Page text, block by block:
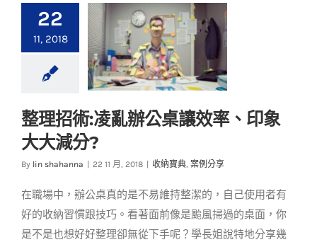
22
11, 2018
整理招術:凌亂辦公桌
分?
整理招術:凌亂辦公桌讓效率、印象
大大減分?
By lin shahanna 22 11 月, 2018 收納寶典, 案例分享
在職場中，辦公桌真的是不易維持整潔的，自己使用者有
好的收納習慣跟技巧。看著面前像是颱風掃過的桌面，你
是不是也想好好整理卻無從下手呢？學長姐說特地分享幾